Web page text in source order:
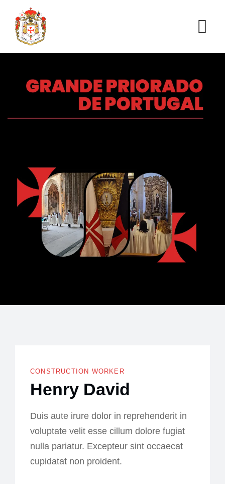
CONSTRUCTION WORKER
Henry David
Duis aute irure dolor in reprehenderit in
voluptate velit esse cillum dolore fugiat
nulla pariatur. Excepteur sint occaecat
cupidatat non proident.